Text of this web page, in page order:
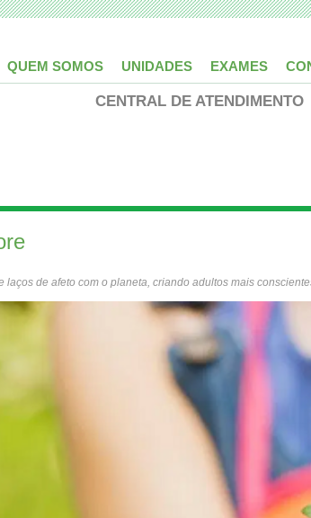
QUEM SOMOS UNIDADES EXAMES
CENTRAL DE ATENDIMENTO
de afeto com o planeta, criando adultos mais